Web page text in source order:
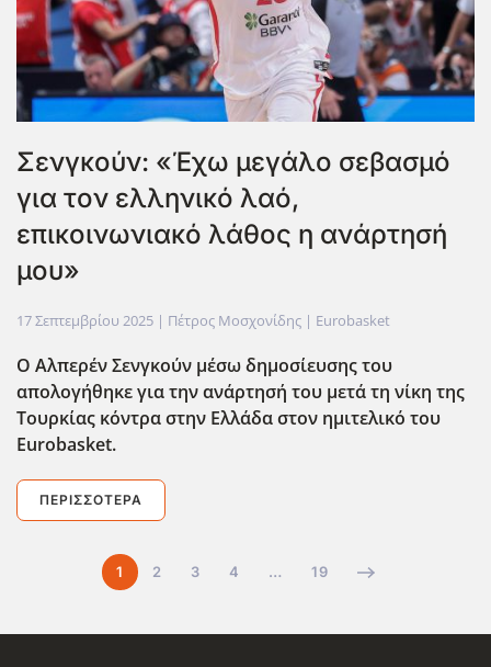
Σενγκούν: «Έχω μεγάλο σεβασμό
για τον ελληνικό λαό,
επικοινωνιακό λάθος η ανάρτησή
μου»
17 Σεπτεμβρίου 2025 | Πέτρος Μοσχονίδης | Eurobasket
Ο Αλπερέν Σενγκούν μέσω δημοσίευσης του
απολογήθηκε για την ανάρτησή του μετά τη νίκη της
Τουρκίας κόντρα στην Ελλάδα στον ημιτελικό του
Eurobasket.
ΠΕΡΙΣΣΌΤΕΡΑ
1 2 3 4 … 19